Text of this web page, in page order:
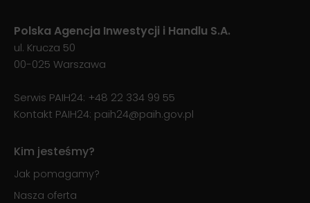
Polska Agencja Inwestycji i Handlu S.A.
ul. Krucza 50
00-025 Warszawa
Serwis PAIH24: +48 22 334 99 55
Kontakt PAIH24: paih24@paih.gov.pl
Kim jesteśmy?
Jak pomagamy?
Nasza oferta